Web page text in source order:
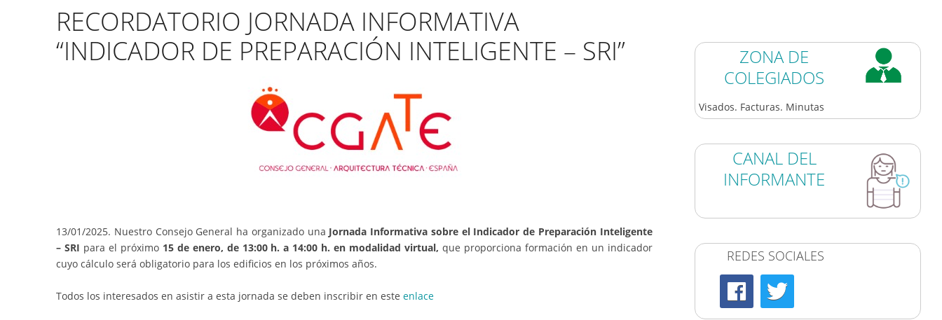
RECORDATORIO JORNADA INFORMATIVA
“INDICADOR DE PREPARACIÓN INTELIGENTE – SRI”
13/01/2025. Nuestro Consejo General ha organizado una Jornada Informativa sobre el Indicador de Preparación Inteligente
– SRI para el próximo 15 de enero, de 13:00 h. a 14:00 h. en modalidad virtual, que proporciona formación en un indicador
cuyo cálculo será obligatorio para los edificios en los próximos años.
Todos los interesados en asistir a esta jornada se deben inscribir en este enlace
ZONA DE
COLEGIADOS
Visados. Facturas. Minutas
CANAL DEL
INFORMANTE
REDES SOCIALES